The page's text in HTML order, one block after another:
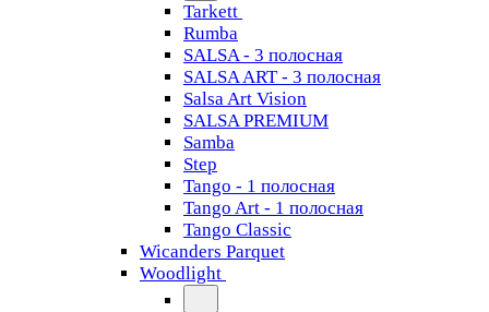
Tarkett
Rumba
SALSA - 3 полосная
SALSA ART - 3 полосная
Salsa Art Vision
SALSA PREMIUM
Samba
Step
Tango - 1 полосная
Tango Art - 1 полосная
Tango Classiс
Wicanders Parquet
Woodlight